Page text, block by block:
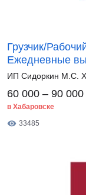
Грузчик/
Ежедневные
ИП Сидоркин М.С.
60 000 – 90 000
в Хабаровске
33485